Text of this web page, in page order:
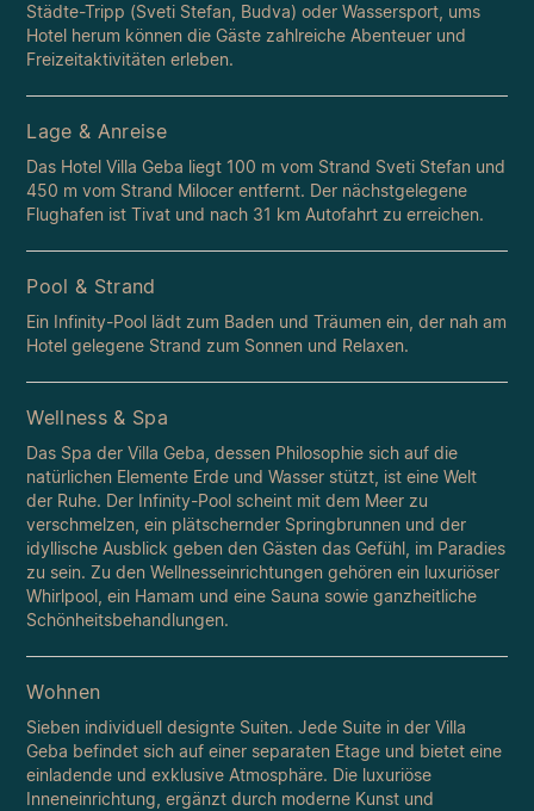
Städte-Tripp (Sveti Stefan, Budva) oder Wassersport, ums
Hotel herum können die Gäste zahlreiche Abenteuer und
Freizeitaktivitäten erleben.
Lage & Anreise
Das Hotel Villa Geba liegt 100 m vom Strand Sveti Stefan und
450 m vom Strand Milocer entfernt. Der nächstgelegene
Flughafen ist Tivat und nach 31 km Autofahrt zu erreichen.
Pool & Strand
Ein Infinity-Pool lädt zum Baden und Träumen ein, der nah am
Hotel gelegene Strand zum Sonnen und Relaxen.
Wellness & Spa
Das Spa der Villa Geba, dessen Philosophie sich auf die
natürlichen Elemente Erde und Wasser stützt, ist eine Welt
der Ruhe. Der Infinity-Pool scheint mit dem Meer zu
verschmelzen, ein plätschernder Springbrunnen und der
idyllische Ausblick geben den Gästen das Gefühl, im Paradies
zu sein. Zu den Wellnesseinrichtungen gehören ein luxuriöser
Whirlpool, ein Hamam und eine Sauna sowie ganzheitliche
Schönheitsbehandlungen.
Wohnen
Sieben individuell designte Suiten. Jede Suite in der Villa
Geba befindet sich auf einer separaten Etage und bietet eine
einladende und exklusive Atmosphäre. Die luxuriöse
Inneneinrichtung, ergänzt durch moderne Kunst und